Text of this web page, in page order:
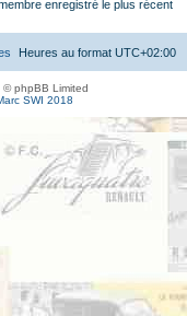
enregistré le plus récent
Heures au format UTC+02:00
© phpBB Limited
SWI 2018